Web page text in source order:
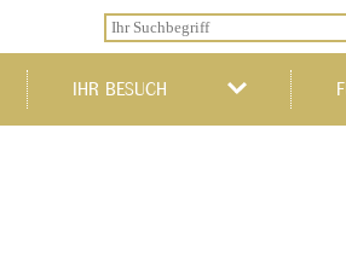
IHR BESUCH